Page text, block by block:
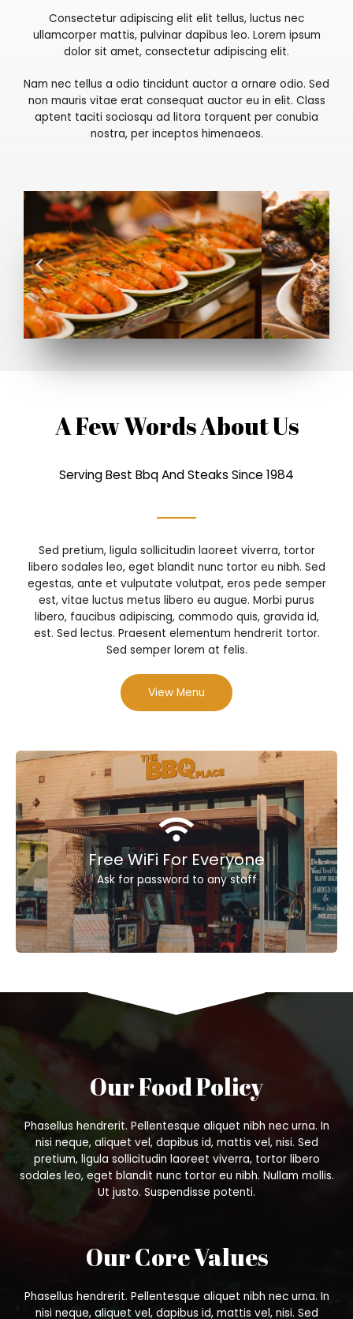
Consectetur adipiscing elit elit tellus, luctus nec
ullamcorper mattis, pulvinar dapibus leo.​ Lorem ipsum
dolor sit amet, consectetur adipiscing elit.
Nam nec tellus a odio tincidunt auctor a ornare odio. Sed
non mauris vitae erat consequat auctor eu in elit. Class
aptent taciti sociosqu ad litora torquent per conubia
nostra, per inceptos himenaeos.
A Few Words About Us
Serving Best Bbq And Steaks Since 1984
Sed pretium, ligula sollicitudin laoreet viverra, tortor
libero sodales leo, eget blandit nunc tortor eu nibh. Sed
egestas, ante et vulputate volutpat, eros pede semper
est, vitae luctus metus libero eu augue. Morbi purus
libero, faucibus adipiscing, commodo quis, gravida id,
est. Sed lectus. Praesent elementum hendrerit tortor.
Sed semper lorem at felis.
View Menu
Free WiFi For Everyone
Ask for password to any staff
Our Food Policy
Phasellus hendrerit. Pellentesque aliquet nibh nec urna. In
nisi neque, aliquet vel, dapibus id, mattis vel, nisi. Sed
pretium, ligula sollicitudin laoreet viverra, tortor libero
sodales leo, eget blandit nunc tortor eu nibh. Nullam mollis.
Ut justo. Suspendisse potenti.
Our Core Values
Phasellus hendrerit. Pellentesque aliquet nibh nec urna. In
nisi neque, aliquet vel, dapibus id, mattis vel, nisi. Sed